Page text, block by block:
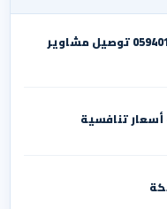
دباب نقل عفش جدة 0594014695 توصيل مشاوير
تنافسية